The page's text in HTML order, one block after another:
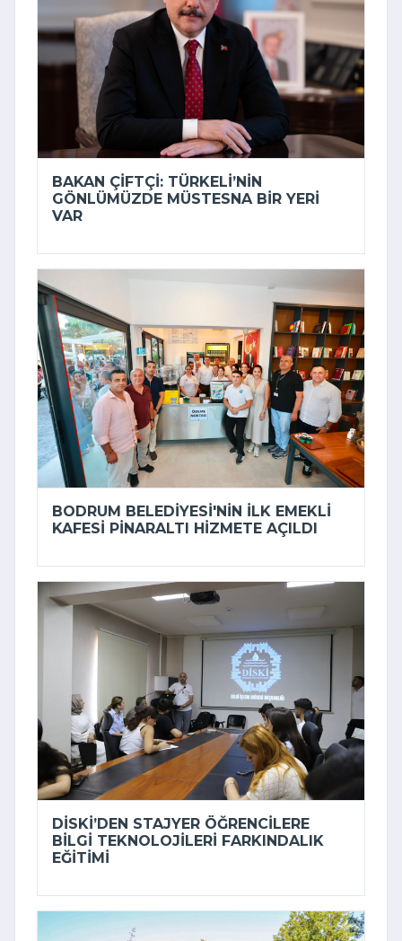
BAKAN ÇIFTÇI: TÜRKELI’NIN
GÖNLÜMÜZDE MÜSTESNA BIR YERI
VAR
BODRUM BELEDIYESI'NIN ILK EMEKLI
KAFESI PINARALTI HIZMETE AÇILDI
DİSKİ’DEN STAJYER ÖĞRENCILERE
BILGI TEKNOLOJILERI FARKINDALIK
EĞITIMI